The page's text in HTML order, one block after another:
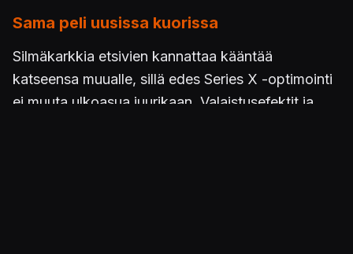
Sama peli uusissa kuorissa
Silmäkarkkia etsivien kannattaa kääntää
katseensa muualle, sillä edes Series X -optimointi
ei muuta ulkoasua juurikaan. Valaistusefektit ja